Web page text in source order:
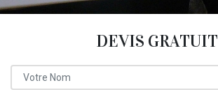
DEVIS GRATUIT